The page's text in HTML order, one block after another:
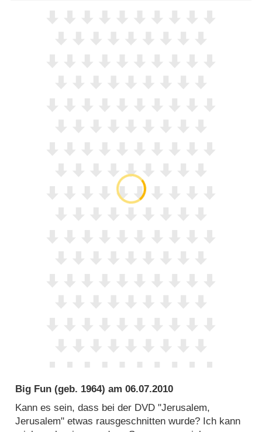
Big Fun (geb. 1964) am06.07.2010
Kann es sein, dass bei der DVD "Jerusalem,
Jerusalem" etwas rausgeschnitten wurde? Ich kann